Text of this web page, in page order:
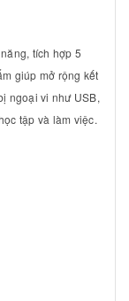
tích hợp 5
giúp mở rộng kết
ngoại vi như USB,
tập và làm việc.